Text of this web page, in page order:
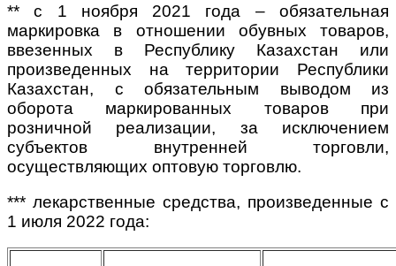
** с 1 ноября 2021 года – обязательная
маркировка в отношении обувных товаров,
ввезенных в Республику Казахстан или
произведенных на территории Республики
Казахстан, с обязательным выводом из
оборота маркированных товаров при
розничной реализации, за исключением
субъектов внутренней торговли,
осуществляющих оптовую торговлю.
*** лекарственные средства, произведенные с
1 июля 2022 года: